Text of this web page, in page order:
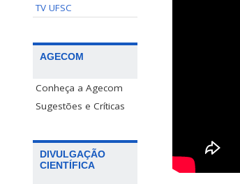
TV UFSC
AGECOM
Conheça a Agecom
Sugestões e Críticas
DIVULGAÇÃO
CIENTÍFICA